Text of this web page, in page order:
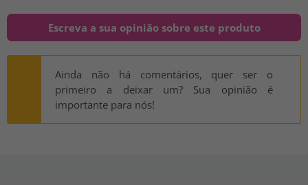
Escreva a sua opinião sobre este produto
Ainda não há comentários, quer ser o
primeiro a deixar um? Sua opinião é
importante para nós!